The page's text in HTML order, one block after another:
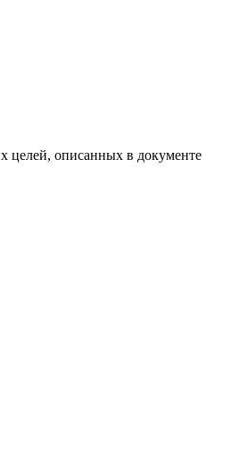
целей, описанных в документе